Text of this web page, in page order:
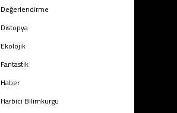
Değerlendirme
Distopya
Ekolojik
Fantastik
Haber
Harbici Bilimkurgu